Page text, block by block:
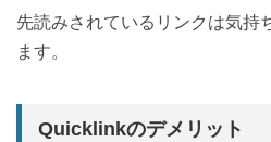
先読みされているリンクは気持
ます。
Quicklinkのデメリット